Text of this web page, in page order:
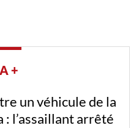
+
un véhicule de la
l’assaillant arrêté